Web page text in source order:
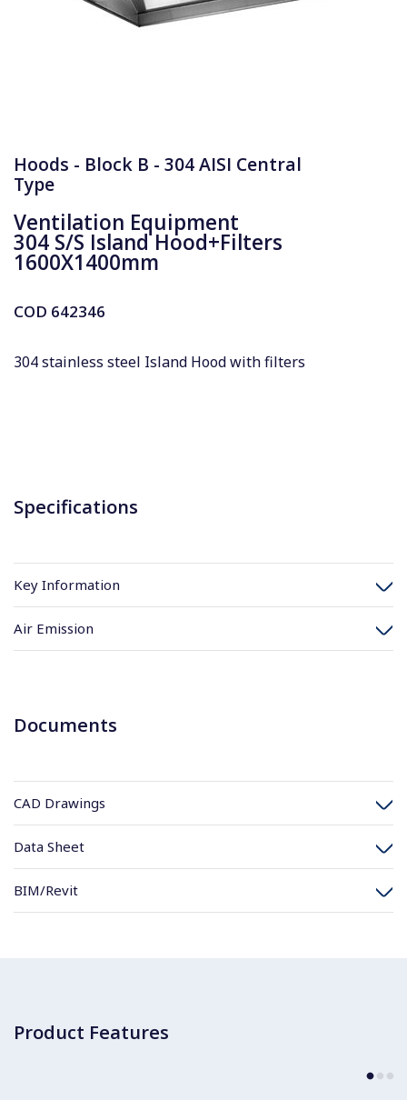
Hoods - Block B - 304 AISI Central
Type
Ventilation Equipment
304 S/S Island Hood+Filters
1600X1400mm
COD 642346
304 stainless steel Island Hood with filters
Specifications
Key Information
Air Emission
Documents
CAD Drawings
Data Sheet
BIM/Revit
Product Features